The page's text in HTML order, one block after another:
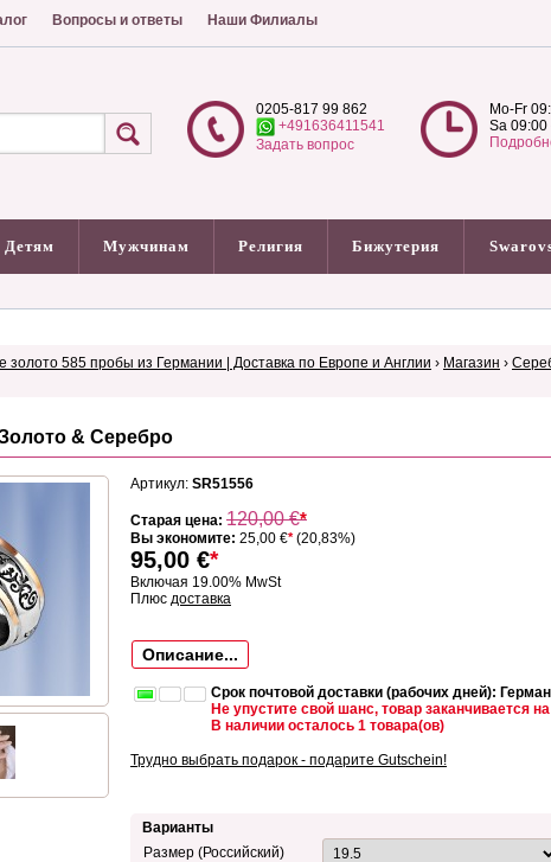
Вопросы и ответы Наши Филиалы
0205-817 99 862
+491636411541
Задать вопрос
Mo-Fr
Sa 09:00
Детям Мужчинам Религия Бижутерия
золото 585 пробы из Германии | Доставка по Европе и Англии › Магазин ›
& Серебро
Артикул: SR51556
Старая цена: 120,00€*
Вы экономите: 25,00 €*(20,83%)
95,00 €*
Включая 19.00% MwSt
Плюс доставка
Описание...
Срок почтовой доставки (рабочих дней):
Не упустите свой шанс, товар заканчивается
В наличии осталось 1 товара(ов)
Трудно выбрать подарок - подарите Gutschein!
Варианты
Размер (Российский)